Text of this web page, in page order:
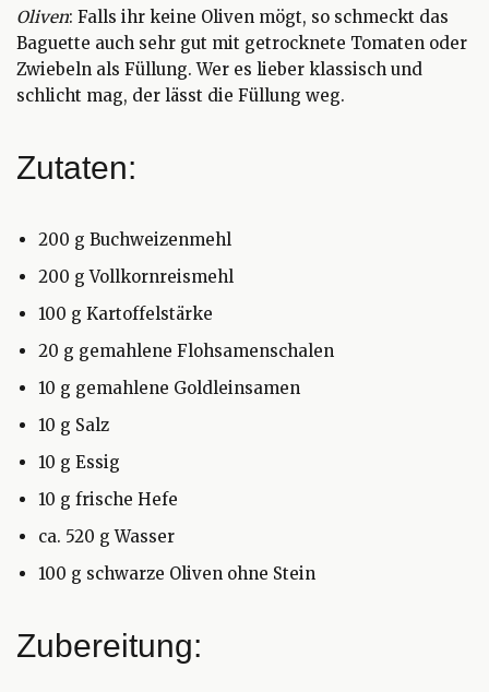
Oliven: Falls ihr keine Oliven mögt, so schmeckt das
Baguette auch sehr gut mit getrocknete Tomaten oder
Zwiebeln als Füllung. Wer es lieber klassisch und
schlicht mag, der lässt die Füllung weg.
Zutaten:
200 g Buchweizenmehl
200 g Vollkornreismehl
100 g Kartoffelstärke
20 g gemahlene Flohsamenschalen
10 g gemahlene Goldleinsamen
10 g Salz
10 g Essig
10 g frische Hefe
ca. 520 g Wasser
100 g schwarze Oliven ohne Stein
Zubereitung: